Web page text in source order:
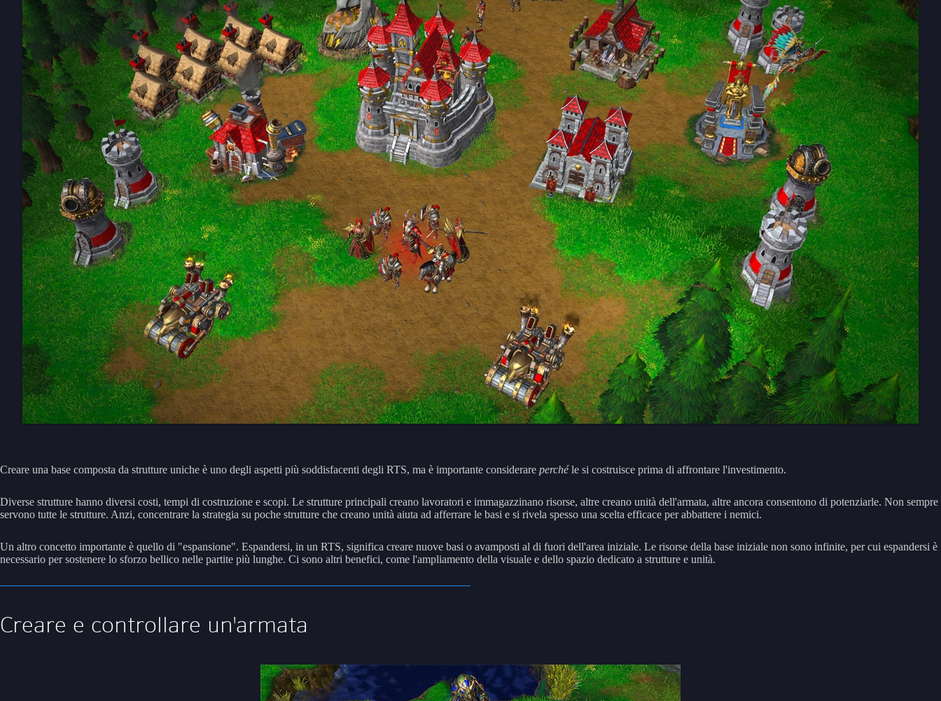
Creare una base composta da strutture uniche è uno degli aspetti più soddisfacenti degli RTS, ma è importante considerare perchéle si costruisce prima di affrontare l'investimento.
Diverse strutture hanno diversi costi, tempi di costruzione e scopi. Le strutture principali creano lavoratori e immagazzinano risorse, altre creano unità dell'armata, altre ancora consentono di potenziarle. Non sempre
servono tutte le strutture. Anzi, concentrare la strategia su poche strutture che creano unità aiuta ad afferrare le basi e si rivela spesso una scelta efficace per abbattere i nemici.
Un altro concetto importante è quello di "espansione". Espandersi, in un RTS, significa creare nuove basi o avamposti al di fuori dell'area iniziale. Le risorse della base iniziale non sono infinite, per cui espandersi è
necessario per sostenere lo sforzo bellico nelle partite più lunghe. Ci sono altri benefici, come l'ampliamento della visuale e dello spazio dedicato a strutture e unità.
Creare e controllare un'armata